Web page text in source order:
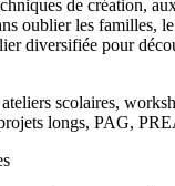
de création,
oublier les familles,
diversifiée pour
scolaires,
longs, PAG,